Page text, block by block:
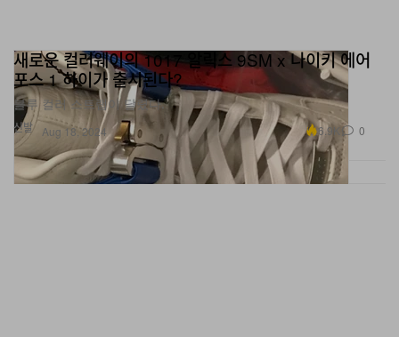
신발
새로운 컬러웨이의 1017 알릭스 9SM x 나이키 에어
포스 1 하이가 출시된다?
블루 컬러 스트랩이 달렸다.
Aug 18, 2024 6.9K 0